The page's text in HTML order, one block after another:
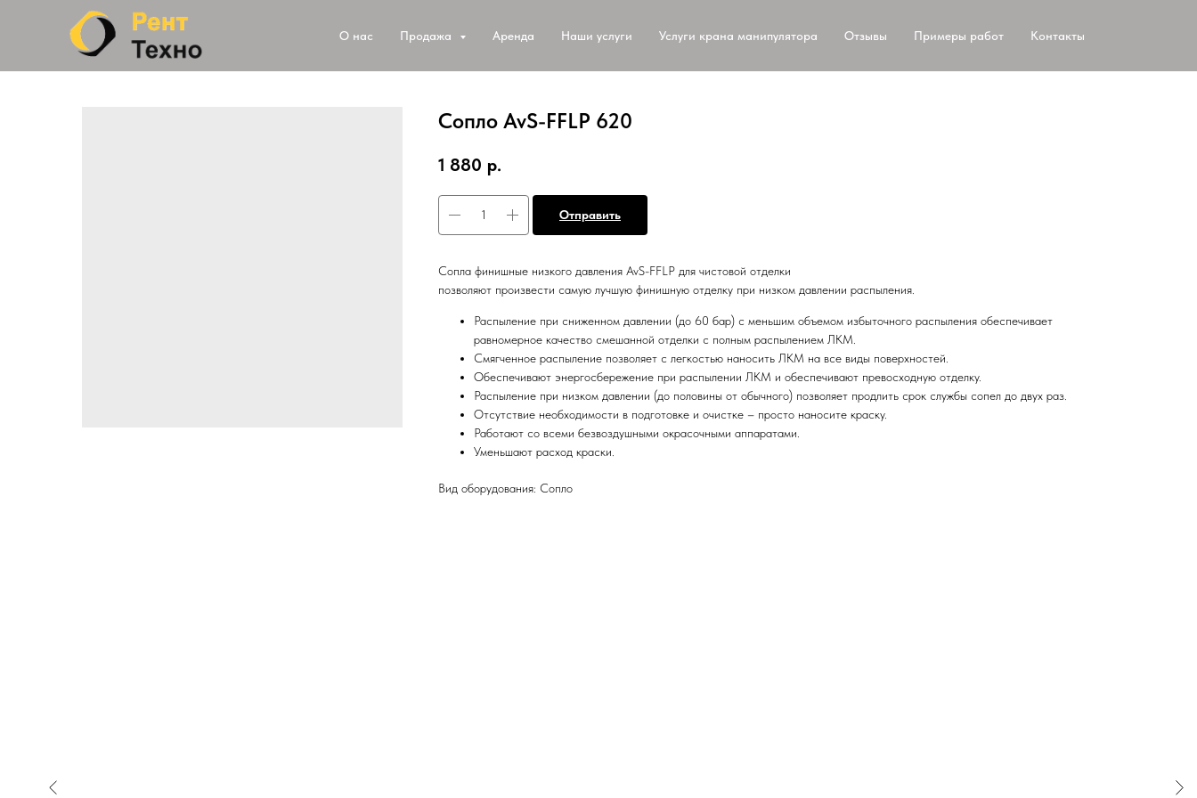
О нас Продажа Аренда Наши услуги Услуги крана манипулятора Отзывы Примеры работ Контакты
Сопло AvS-FFLP 620
1 880 р.
Отправить
Сопла финишные низкого давления AvS-FFLP для чистовой отделки
позволяют произвести самую лучшую финишную отделку при низком давлении распыления.
Распыление при сниженном давлении (до 60 бар) с меньшим объемом избыточного распыления обеспечивает
равномерное качество смешанной отделки с полным распылением ЛКМ.
Смягченное распыление позволяет с легкостью наносить ЛКМ на все виды поверхностей.
Обеспечивают энергосбережение при распылении ЛКМ и обеспечивают превосходную отделку.
Распыление при низком давлении (до половины от обычного) позволяет продлить срок службы сопел до двух раз.
Отсутствие необходимости в подготовке и очистке – просто наносите краску.
Работают со всеми безвоздушными окрасочными аппаратами.
Уменьшают расход краски.
Вид оборудования: Сопло